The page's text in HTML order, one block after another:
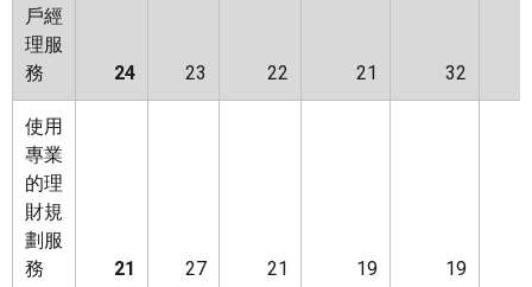
戶經
理服
務
24 23 22 21 32
使用
專業
的理
財規
劃服
務
21 27 21 19 19